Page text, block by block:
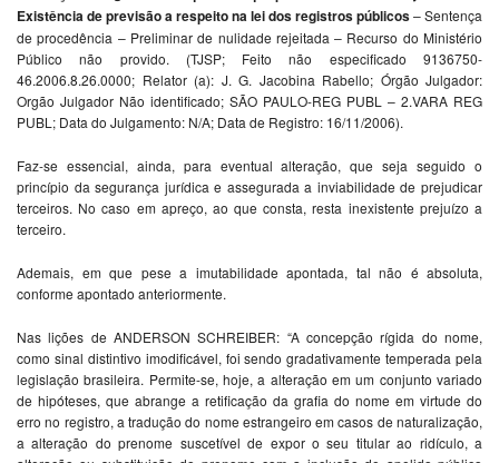
Existência de previsão a respeito na lei dos registros públicos– Sentença
de procedência – Preliminar de nulidade rejeitada – Recurso do Ministério
Público não provido. (TJSP; Feito não especificado 9136750-
46.2006.8.26.0000; Relator (a): J. G. Jacobina Rabello; Órgão Julgador:
Orgão Julgador Não identificado; SÃO PAULO-REG PUBL – 2.VARA REG
PUBL; Data do Julgamento: N/A; Data de Registro: 16/11/2006).
Faz-se essencial, ainda, para eventual alteração, que seja seguido o
princípio da segurança jurídica e assegurada a inviabilidade de prejudicar
terceiros. No caso em apreço, ao que consta, resta inexistente prejuízo a
terceiro.
Ademais, em que pese a imutabilidade apontada, tal não é absoluta,
conforme apontado anteriormente.
Nas lições de ANDERSON SCHREIBER: “A concepção rígida do nome,
como sinal distintivo imodificável, foi sendo gradativamente temperada pela
legislação brasileira. Permite-se, hoje, a alteração em um conjunto variado
de hipóteses, que abrange a retificação da grafia do nome em virtude do
erro no registro, a tradução do nome estrangeiro em casos de naturalização,
a alteração do prenome suscetível de expor o seu titular ao ridículo, a